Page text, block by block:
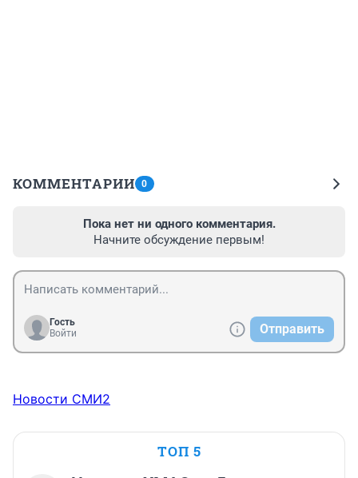
КОММЕНТАРИИ 0
Пока нет ни одного комментария.
Начните обсуждение первым!
Гость
Войти
Отправить
Новости СМИ2
ТОП 5